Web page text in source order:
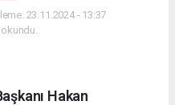
23.11.2024 - 13:37
Hakan